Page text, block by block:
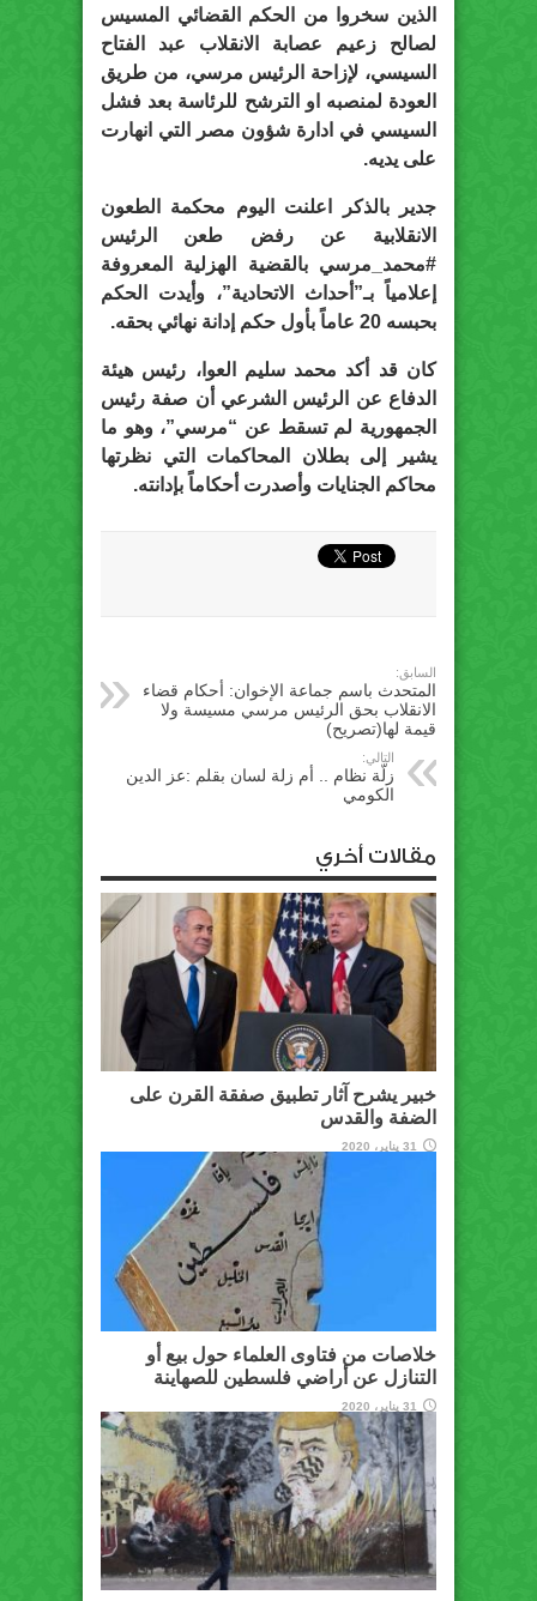
الذين سخروا من الحكم القضائي المسيس
لصالح زعيم عصابة الانقلاب عبد الفتاح
السيسي، لإزاحة الرئيس مرسي، من طريق
العودة لمنصبه او الترشح للرئاسة بعد فشل
السيسي في ادارة شؤون مصر التي انهارت
على يديه.
جدير بالذكر اعلنت اليوم محكمة الطعون
الانقلابية عن رفض طعن الرئيس
#محمد_مرسي بالقضية الهزلية المعروفة
إعلامياً بـ”أحداث الاتحادية”، وأيدت الحكم
بحبسه 20 عاماً بأول حكم إدانة نهائي بحقه.
كان قد أكد محمد سليم العوا، رئيس هيئة
الدفاع عن الرئيس الشرعي أن صفة رئيس
الجمهورية لم تسقط عن “مرسي”، وهو ما
يشير إلى بطلان المحاكمات التي نظرتها
محاكم الجنايات وأصدرت أحكاماً بإدانته.
السابق:
المتحدث باسم جماعة الإخوان: أحكام قضاء
الانقلاب بحق الرئيس مرسي مسيسة ولا
قيمة لها(تصريح)
التالي:
زلّة نظام .. أم زلة لسان بقلم :عز الدين
الكومي
مقالات أخري
خبير يشرح آثار تطبيق صفقة القرن على
الضفة والقدس
31 يناير، 2020
خلاصات من فتاوى العلماء حول بيع أو
التنازل عن أراضي فلسطين للصهاينة
31 يناير، 2020